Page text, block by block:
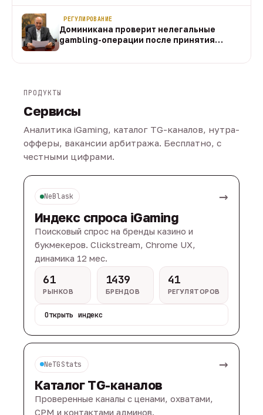
РЕГУЛИРОВАНИЕ
Доминикана проверит нелегальные
gambling-операции после принятия
ПРОДУКТЫ
Сервисы
Аналитика iGaming, каталог TG-каналов, нутра-
офферы, вакансии арбитража. Бесплатно, с
честными цифрами.
NeBlask →
Индекс спроса iGaming
Поисковый спрос на бренды казино и
букмекеров. Clickstream, Chrome UX,
динамика 12 мес.
61
РЫНКОВ
1439
БРЕНДОВ
41
РЕГУЛЯТОРОВ
Открыть индекс
NeTGStats →
Каталог TG-каналов
Проверенные каналы с ценами, охватами,
CPM и контактами админов.